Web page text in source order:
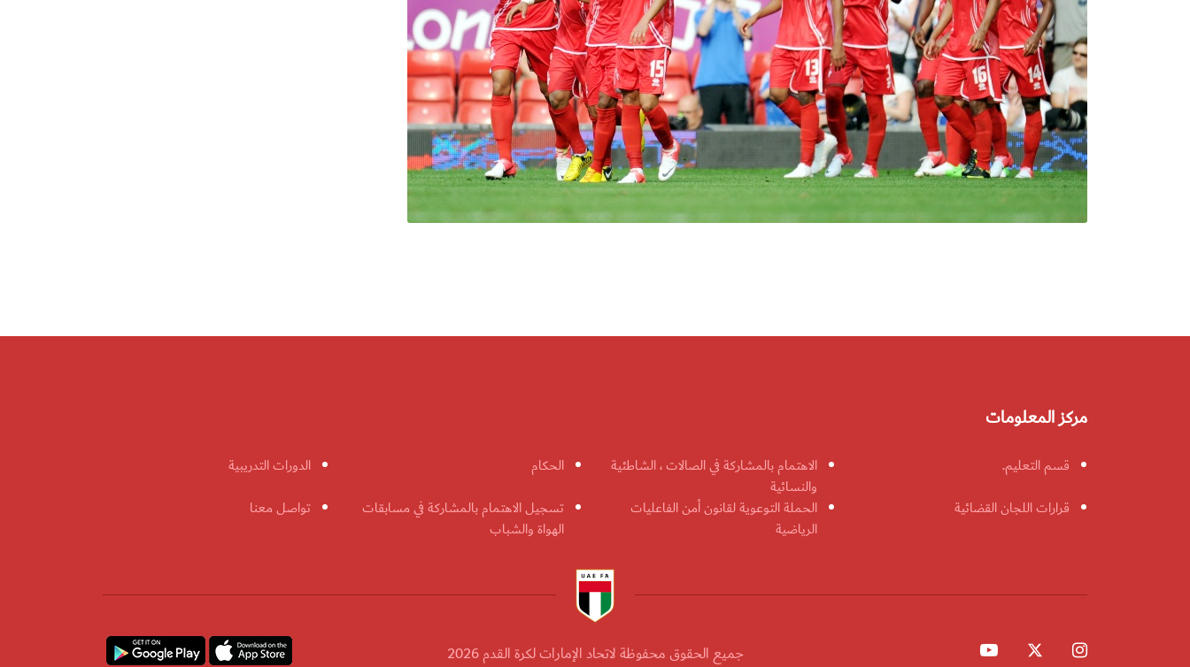
مركز المعلومات
قسم التعليم.
الاهتمام بالمشاركة في الصالات ، الشاطئية
والنسائية
الحكام
الدورات التدريبية
قرارات اللجان القضائية
الحملة التوعوية لقانون أمن الفاعليات
الرياضية
تسجيل الاهتمام بالمشاركة في مسابقات
الهواة والشباب
تواصل معنا
جميع الحقوق محفوظة لاتحاد الإمارات لكرة القدم 2026